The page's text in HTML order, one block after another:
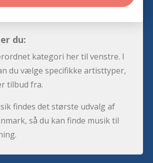
du:
kategori her til venstre. I
du vælge specifikke artisttyper,
tilbud fra.
findes det største udvalg af
så du kan finde musik til